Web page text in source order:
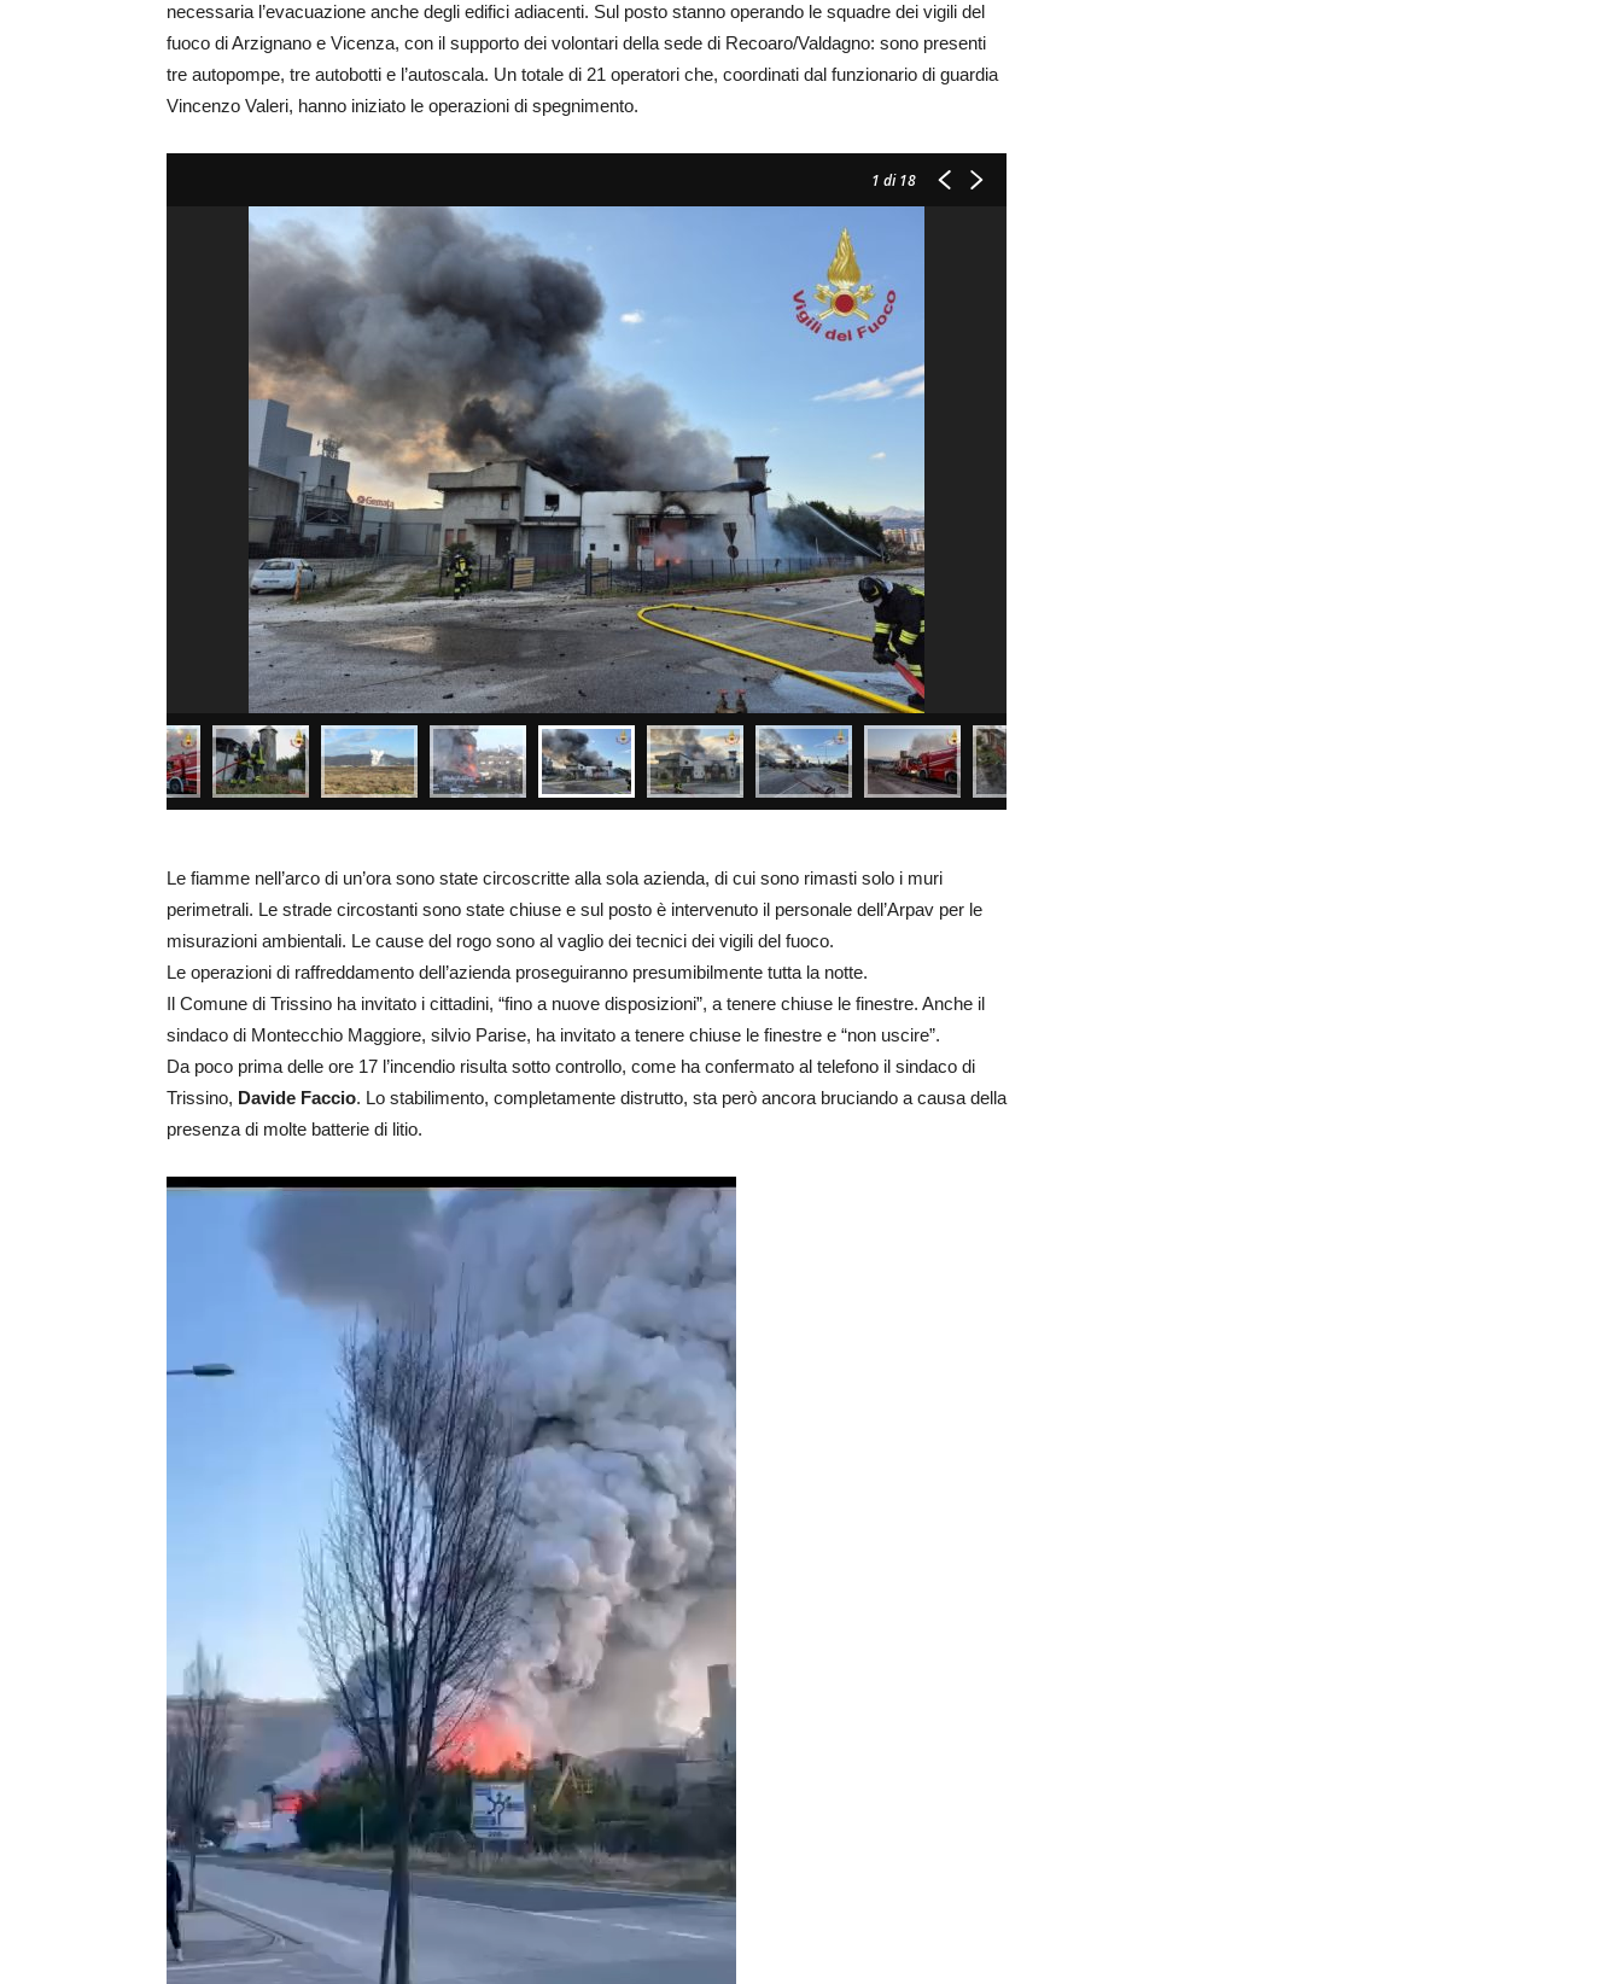
necessaria l’evacuazione anche degli edifici adiacenti. Sul posto stanno operando le squadre dei vigili del
fuoco di Arzignano e Vicenza, con il supporto dei volontari della sede di Recoaro/Valdagno: sono presenti
tre autopompe, tre autobotti e l’autoscala. Un totale di 21 operatori che, coordinati dal funzionario di guardia
Vincenzo Valeri, hanno iniziato le operazioni di spegnimento.
1 di 18
Le fiamme nell’arco di un’ora sono state circoscritte alla sola azienda, di cui sono rimasti solo i muri
perimetrali. Le strade circostanti sono state chiuse e sul posto è intervenuto il personale dell’Arpav per le
misurazioni ambientali. Le cause del rogo sono al vaglio dei tecnici dei vigili del fuoco.
Le operazioni di raffreddamento dell’azienda proseguiranno presumibilmente tutta la notte.
Il Comune di Trissino ha invitato i cittadini, “fino a nuove disposizioni”, a tenere chiuse le finestre. Anche il
sindaco di Montecchio Maggiore, silvio Parise, ha invitato a tenere chiuse le finestre e “non uscire”.
Da poco prima delle ore 17 l’incendio risulta sotto controllo, come ha confermato al telefono il sindaco di
Trissino, Davide Faccio. Lo stabilimento, completamente distrutto, sta però ancora bruciando a causa della
presenza di molte batterie di litio.